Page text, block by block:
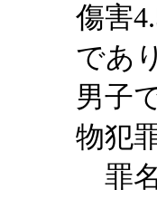
傷害
であ
男子
物犯
罪